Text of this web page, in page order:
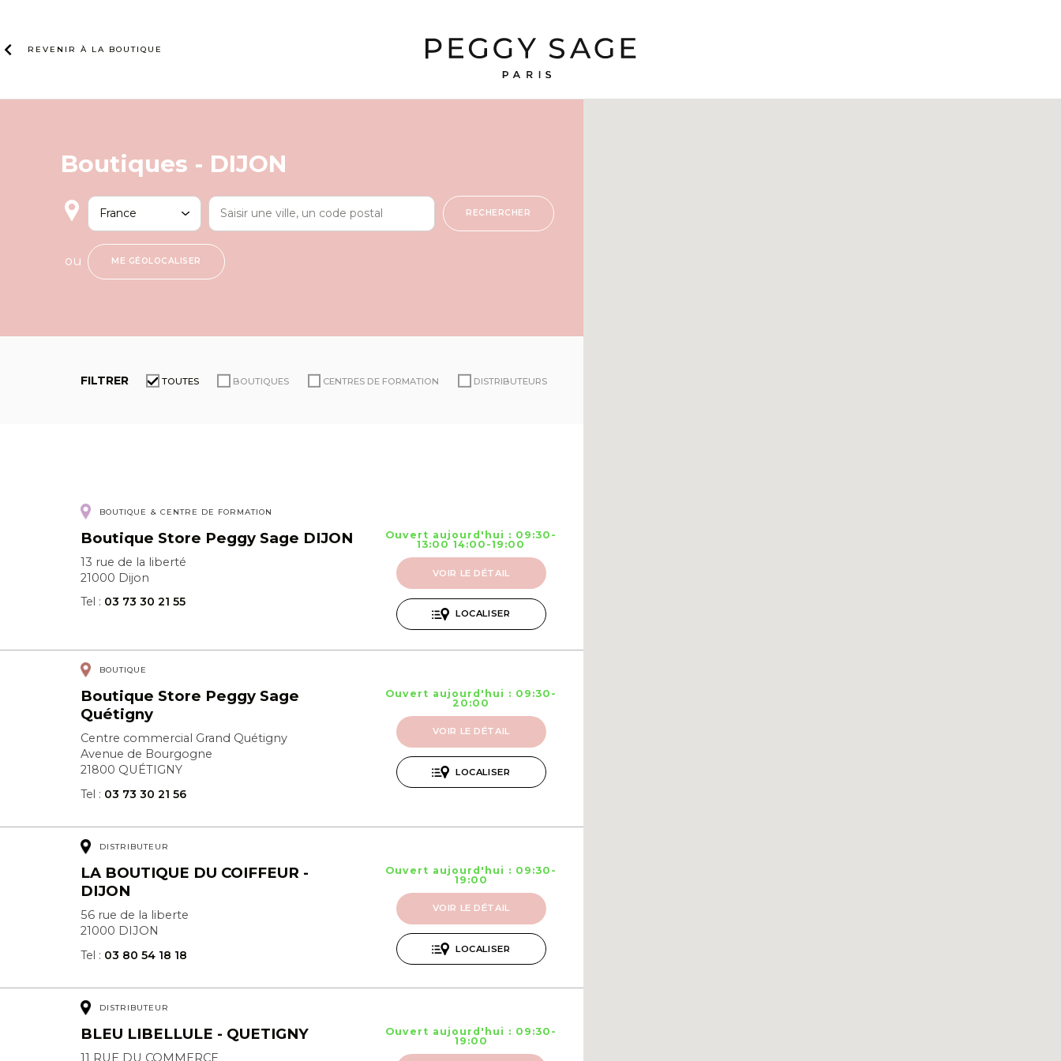
contentREVENIR À LA BOUTIQUE
Boutiques - DIJON
RECHERCHER
ou ME GÉOLOCALISER
FILTRER TOUTES BOUTIQUES CENTRES DE FORMATION DISTRIBUTEURS
BOUTIQUE CENTRE DE FORMATION
Boutique Store Peggy Sage DIJON
13 rue de la liberté
21000 Dijon
Tel : 03 73 30 21 55
Ouvert aujourd'hui : 09:30-
13:00 14:00-19:00
VOIR LE DÉTAIL
LOCALISER
BOUTIQUE
Boutique Store Peggy Sage
Quétigny
Centre commercial Grand Quétigny
Avenue de Bourgogne
21800 QUÉTIGNY
Tel : 03 73 30 21 56
Ouvert aujourd'hui : 09:30-
20:00
VOIR LE DÉTAIL
LOCALISER
DISTRIBUTEUR
LA BOUTIQUE DU COIFFEUR -
DIJON
56 rue de la liberte
21000 DIJON
Tel : 03 80 54 18 18
Ouvert aujourd'hui : 09:30-
19:00
VOIR LE DÉTAIL
LOCALISER
DISTRIBUTEUR
BLEU LIBELLULE - QUETIGNY
11 RUE DU COMMERCE
Ouvert aujourd'hui : 09:30-
19:00